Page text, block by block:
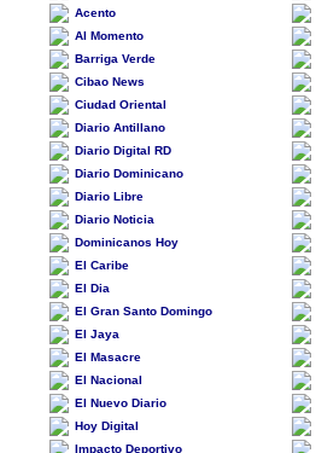
Acento
Al Momento
Barriga Verde
Cibao News
Ciudad Oriental
Diario Antillano
Diario Digital RD
Diario Dominicano
Diario Libre
Diario Noticia
Dominicanos Hoy
El Caribe
El Dia
El Gran Santo Domingo
El Jaya
El Masacre
El Nacional
El Nuevo Diario
Hoy Digital
Impacto Deportivo